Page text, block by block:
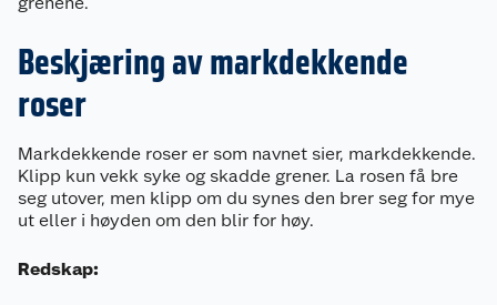
Beskjæring av markdekkende
roser
Markdekkende roser er som navnet sier, markdekkende.
Klipp kun vekk syke og skadde grener. La rosen få bre
seg utover, men klipp om du synes den brer seg for mye
ut eller i høyden om den blir for høy.
Redskap: